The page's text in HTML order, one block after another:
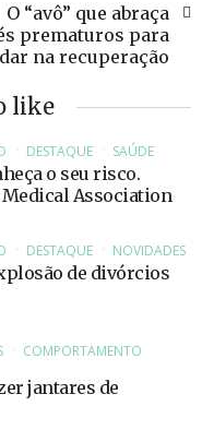
O “avô” que abraça
prematuros para
na recuperação
like
DESTAQUE SAÚDE
o seu risco.
Medical Association
DESTAQUE NOVIDADES
de divórcios
COMPORTAMENTO
jantares de